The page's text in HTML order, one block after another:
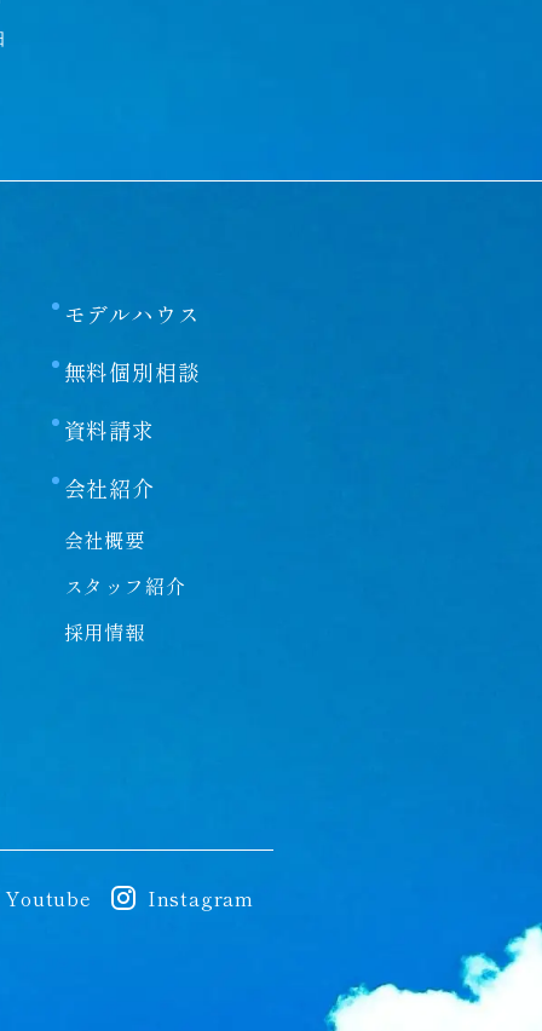
モデルハウス
無料個別相談
資料請求
会社紹介
会社概要
スタッフ紹介
採用情報
Instagram
Youtube